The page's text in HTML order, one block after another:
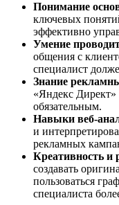
Понимание
ключевых
эффективно
Умение
общения с
специалист
Знание
«Яндекс
обязательным.
Навыки веб-
и
рекламных
Креативность и
создавать
пользоваться
специалиста